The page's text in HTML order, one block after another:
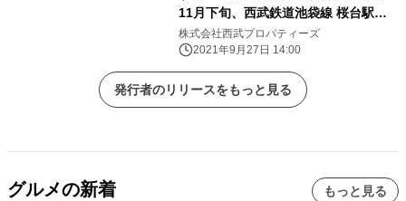
11月下旬、西武鉄道池袋線 桜台駅か
ら徒歩4分の線路高架下に竣工
株式会社西武プロパティーズ
2021年9月27日 14:00
発行者のリリースをもっと見る
グルメの新着 もっと見る